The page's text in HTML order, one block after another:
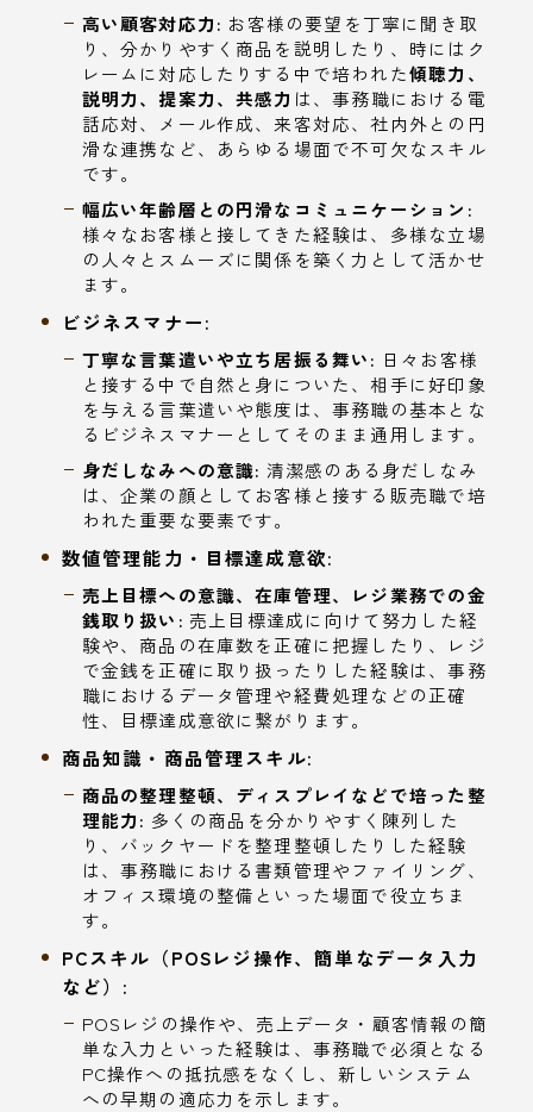
高い顧客対応力: お客様の要望を丁寧に聞き取
り、分かりやすく商品を説明したり、時にはク
レームに対応したりする中で培われた傾聴力、
説明力、提案力、共感力 は、事務職における電
話応対、メール作成、来客対応、社内外との円
滑な連携など、あらゆる場面で不可欠なスキル
です。
幅広い年齢層との円滑なコミュニケーション:
様々なお客様と接してきた経験は、多様な立場
の人々とスムーズに関係を築く力として活かせ
ます。
ビジネスマナー:
丁寧な言葉遣いや立ち居振る舞い: 日々お客様
と接する中で自然と身についた、相手に好印象
を与える言葉遣いや態度は、事務職の基本とな
るビジネスマナーとしてそのまま通用します。
身だしなみへの意識: 清潔感のある身だしなみ
は、企業の顔としてお客様と接する販売職で培
われた重要な要素です。
数値管理能力・目標達成意欲:
売上目標への意識、在庫管理、レジ業務での金
銭取り扱い: 売上目標達成に向けて努力した経
験や、商品の在庫数を正確に把握したり、レジ
で金銭を正確に取り扱ったりした経験は、事務
職におけるデータ管理や経費処理などの正確
性、目標達成意欲に繋がります。
商品知識・商品管理スキル:
商品の整理整頓、ディスプレイなどで培った整
理能力: 多くの商品を分かりやすく陳列した
り、バックヤードを整理整頓したりした経験
は、事務職における書類管理やファイリング、
オフィス環境の整備といった場面で役立ちま
す。
PCスキル（POSレジ操作、簡単なデータ入力
など）:
POSレジの操作や、売上データ・顧客情報の簡
単な入力といった経験は、事務職で必須となる
PC操作への抵抗感をなくし、新しいシステム
への早期の適応力を示します。